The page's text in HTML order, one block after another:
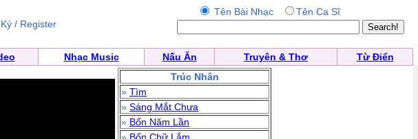
/ Register
Tên Bài Nhạc Tên Ca Sĩ
Nhạc Music Nấu Ăn Truyện & Thơ
Từ Điển
Trúc Nhân
» Tìm
» Sáng Mắt Chưa
» Bốn Năm Lần